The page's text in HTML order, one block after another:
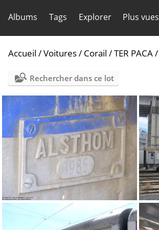
Albums Tags Explorer Plus vues
Accueil /Voitures/ Corail /TER PACA/
Rechercher dans ce lot